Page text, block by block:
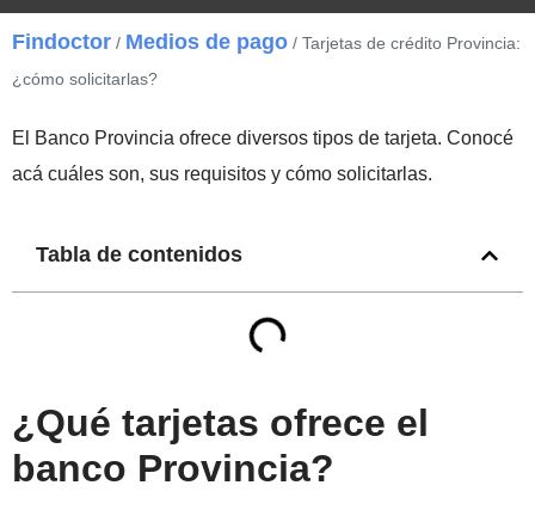
Findoctor / Medios de pago / Tarjetas de crédito Provincia:
¿cómo solicitarlas?
El Banco Provincia ofrece diversos tipos de tarjeta. Conocé
acá cuáles son, sus requisitos y cómo solicitarlas.
Tabla de contenidos
¿Qué tarjetas ofrece el
banco Provincia?